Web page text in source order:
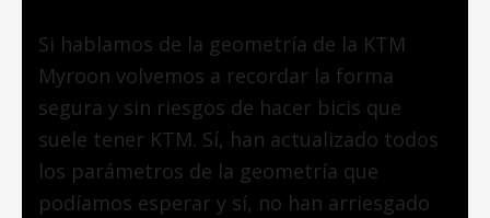
Si hablamos de la geometría de la KTM
Myroon volvemos a recordar la forma
segura y sin riesgos de hacer bicis que
suele tener KTM. Sí, han actualizado todos
los parámetros de la geometría que
podíamos esperar y sí, no han arriesgado